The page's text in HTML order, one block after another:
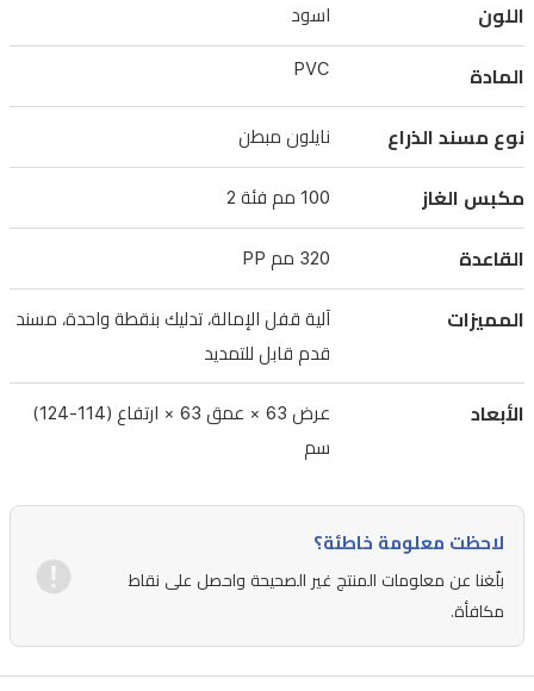
قاعدة
PP
متينة
مقاس
320
مم
ومساند
ذراع
من
النايلون
يتضمن
الكرسي
الزاوية
اللون اسود
المادة PVC
نوع مسند الذراع نايلون مبطن
مكبس الغاز 100 مم فئة 2
القاعدة 320 مم PP
المميزات
آلية قفل الإمالة، تدليك بنقطة واحدة، مسند
قدم قابل للتمديد
الأبعاد
عرض 63 × عمق 63 × ارتفاع (114-124)
سم
لاحظت معلومة خاطئة؟
بلّغنا عن معلومات المنتج غير الصحيحة واحصل على نقاط
مكافأة.